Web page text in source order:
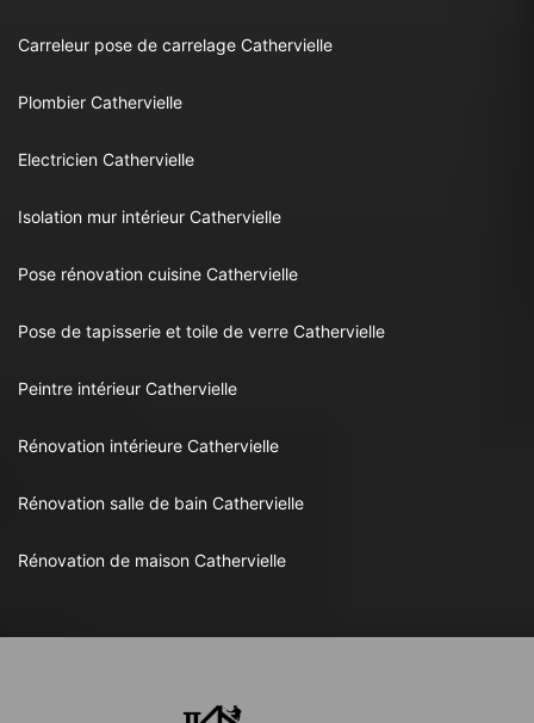
Carreleur pose de carrelage Cathervielle
Plombier Cathervielle
Electricien Cathervielle
Isolation mur intérieur Cathervielle
Pose rénovation cuisine Cathervielle
Pose de tapisserie et toile de verre Cathervielle
Peintre intérieur Cathervielle
Rénovation intérieure Cathervielle
Rénovation salle de bain Cathervielle
Rénovation de maison Cathervielle